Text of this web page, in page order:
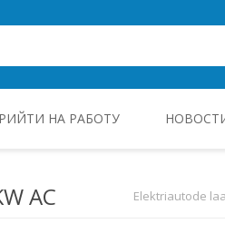
TÖÖSTUSELEKTROONIKA
НА РАБОТУ
AC
Elektriautode